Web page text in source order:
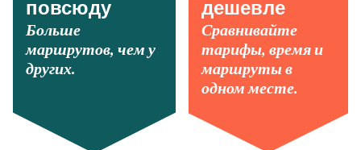
повсюду
Больше
маршрутов, чем у
других.
дешевле
Сравнивайте
тарифы, время и
маршруты в
одном месте.